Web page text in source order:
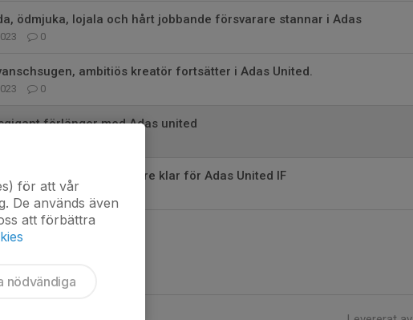
ödmjuka, lojala och hårt jobbande försvarare stannar i Adas
0
ambitiös kreatör fortsätter i Adas United.
0
förlänger med Adas united
och duktig mittfältare klar för Adas United IF
0
för att vår
De används även
att förbättra
nödvändiga